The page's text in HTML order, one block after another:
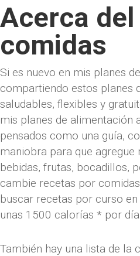
Acerca
comidas
Si es nuevo en mis planes
compartiendo estos planes
saludables, flexibles y
mis planes de alimentación
pensados ​​como una guía,
maniobra para que agregue
bebidas, frutas, bocadillos,
cambie recetas por
buscar recetas por curso
unas 1500 calorías * por día.
También hay una lista de la